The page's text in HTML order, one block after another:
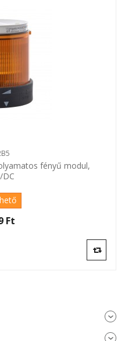
fényű modul,
DC
Ft‎